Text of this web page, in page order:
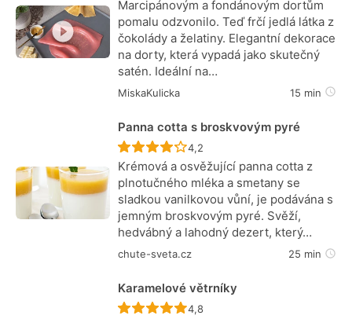
Marcipánovým a fondánovým dortům
pomalu odzvonilo. Teď frčí jedlá látka z
čokolády a želatiny. Elegantní dekorace
na dorty, která vypadá jako skutečný
satén. Ideální na…
MiskaKulicka 15 min
Panna cotta s broskvovým pyré
Recept ještě nebyl hodnocen
4,2
Krémová a osvěžující panna cotta z
plnotučného mléka a smetany se
sladkou vanilkovou vůní, je podávána s
jemným broskvovým pyré. Svěží,
hedvábný a lahodný dezert, který…
chute-sveta.cz 25 min
Karamelové větrníky
Recept ještě nebyl hodnocen
4,8